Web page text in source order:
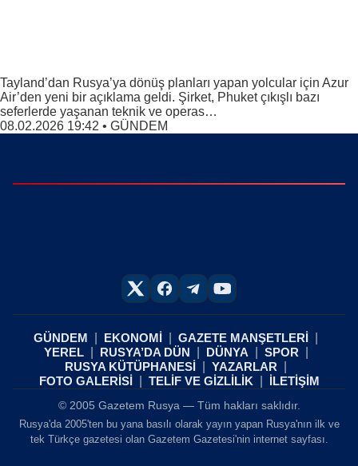
Tayland’dan Rusya’ya dönüş planları yapan yolcular için Azur
Air’den yeni bir açıklama geldi. Şirket, Phuket çıkışlı bazı
seferlerde yaşanan teknik ve operas…
08.02.2026 19:42 • GÜNDEM
GÜNDEM EKONOMİ
GAZETE MANŞETLERİ
YEREL
RUSYA’DA DÜN DÜNYA
SPOR
RUSYA KÜTÜPHANESİ
YAZARLAR
FOTO GALERİSİ
TELİF VE GİZLİLİK İLETİŞİM
© 2005 Gazetem Rusya — Tüm hakları saklıdır.
Rusya'da 2005'ten bu yana basılı olarak yayın yapan Rusya'nın ilk ve
tek Türkçe gazetesi olan Gazetem Gazetesi'nin internet sayfası.